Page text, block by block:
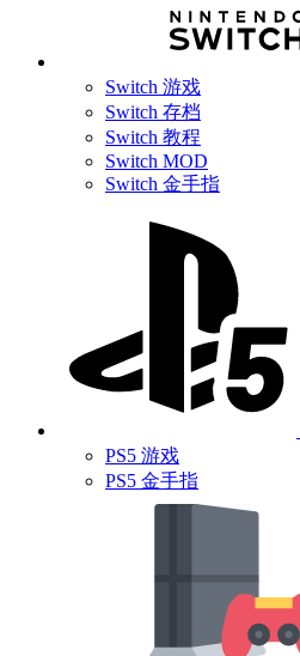
Switch 游戏
Switch 存档
Switch 教程
Switch MOD
Switch 金手指
PS5 游戏
PS5 金手指